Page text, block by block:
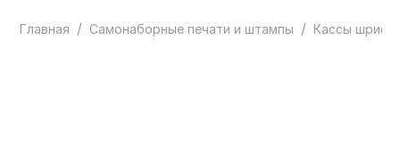
Главная / Самонаборные печати и штампы / Кассы